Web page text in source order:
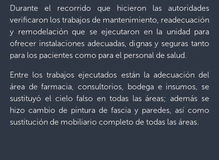
Durante el recorrido que hicieron las autoridades
verificaron los trabajos de mantenimiento, readecuación
y remodelación que se ejecutaron en la unidad para
ofrecer instalaciones adecuadas, dignas y seguras tanto
para los pacientes como para el personal de salud.
Entre los trabajos ejecutados están la adecuación del
área de farmacia, consultorios, bodega e insumos, se
sustituyó el cielo falso en todas las áreas; además se
hizo cambio de pintura de fascia y paredes, así como
sustitución de mobiliario completo de todas las áreas.